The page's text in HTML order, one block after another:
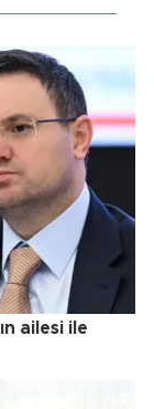
ailesi ile